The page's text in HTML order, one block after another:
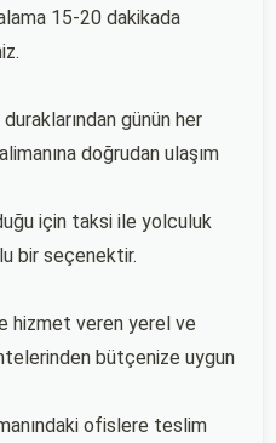
15-20 dakikada
günün her
doğrudan ulaşım
için taksi ile yolculuk
bir seçenektir.
hizmet veren yerel ve
bütçenize uygun
ofislere teslim